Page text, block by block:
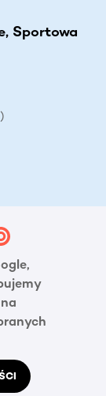
Sportowa